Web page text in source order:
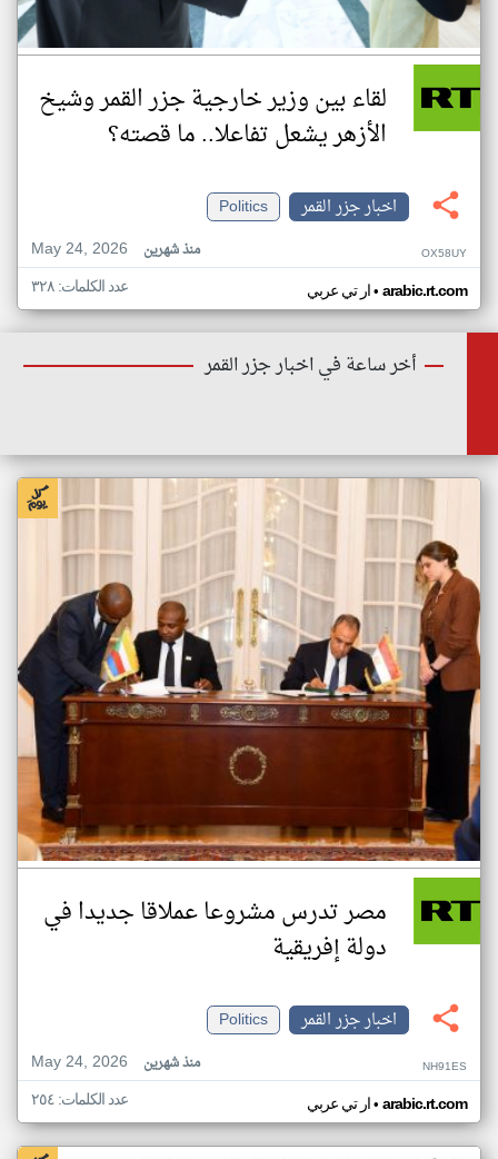
لقاء بين وزير خارجية جزر القمر وشيخ
الأزهر يشعل تفاعلا.. ما قصته؟
اخبار جزر القمر
Politics
May 24, 2026
منذ شهرين OX58UY
ار تي عربي• arabic.rt.com عدد الكلمات: ٣٢٨
أخر ساعة في اخبار جزر القمر
مصر تدرس مشروعا عملاقا جديدا في
دولة إفريقية
اخبار جزر القمر
Politics
May 24, 2026
منذ شهرين NH91ES
ار تي عربي• arabic.rt.com عدد الكلمات: ٢٥٤